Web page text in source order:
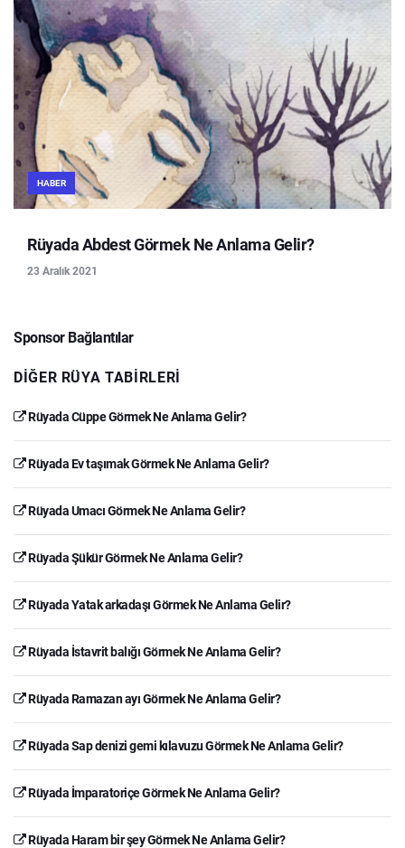
HABER
Rüyada Abdest Görmek Ne Anlama Gelir?
23 Aralık 2021
Sponsor Bağlantılar
DIĞER RÜYA TABIRLERI
Rüyada Cüppe Görmek Ne Anlama Gelir?
Rüyada Ev taşımak Görmek Ne Anlama Gelir?
Rüyada Umacı Görmek Ne Anlama Gelir?
Rüyada Şükür Görmek Ne Anlama Gelir?
Rüyada Yatak arkadaşı Görmek Ne Anlama Gelir?
Rüyada İstavrit balığı Görmek Ne Anlama Gelir?
Rüyada Ramazan ayı Görmek Ne Anlama Gelir?
Rüyada Sap denizi gemi kılavuzu Görmek Ne Anlama Gelir?
Rüyada İmparatoriçe Görmek Ne Anlama Gelir?
Rüyada Haram bir şey Görmek Ne Anlama Gelir?